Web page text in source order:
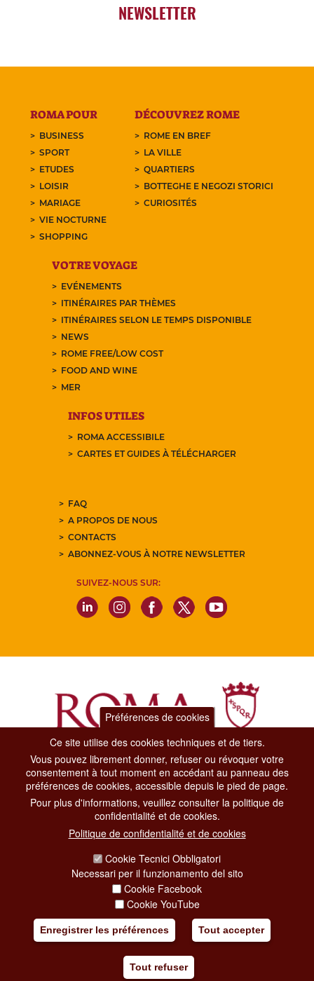
NEWSLETTER
ROMA POUR
BUSINESS
SPORT
ETUDES
LOISIR
MARIAGE
VIE NOCTURNE
SHOPPING
DÉCOUVREZ ROME
ROME EN BREF
LA VILLE
QUARTIERS
BOTTEGHE E NEGOZI STORICI
CURIOSITÉS
VOTRE VOYAGE
EVÉNEMENTS
ITINÉRAIRES PAR THÈMES
ITINÉRAIRES SELON LE TEMPS DISPONIBLE
NEWS
ROME FREE/LOW COST
FOOD AND WINE
MER
INFOS UTILES
ROMA ACCESSIBILE
CARTES ET GUIDES À TÉLÉCHARGER
FAQ
A PROPOS DE NOUS
CONTACTS
ABONNEZ-VOUS À NOTRE NEWSLETTER
SUIVEZ-NOUS SUR:
Dipartimento Grandi Eventi, Sport, Turismo e Moda.
Via di San Basilio, 51
00187 Roma
CONTACT CENTER TEL. 06 06 08
CONTATTA LA REDAZIONE
SOCIAL MEDIA POLICY
COPYRIGHT
Préférences de cookies
Ce site utilise des cookies techniques et de tiers.
Vous pouvez librement donner, refuser ou révoquer votre
consentement à tout moment en accédant au panneau des
préférences de cookies, accessible depuis le pied de page.
Pour plus d'informations, veuillez consulter la politique de
confidentialité et de cookies.
Politique de confidentialité et de cookies
Cookie Tecnici Obbligatori
Necessari per il funzionamento del sito
Cookie Facebook
Cookie YouTube
Enregistrer les préférences Tout accepter
Tout refuser